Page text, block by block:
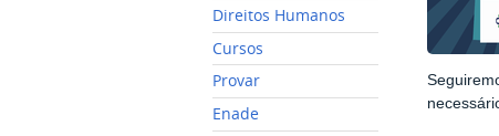
Direitos Humanos
Cursos
Provar
Enade